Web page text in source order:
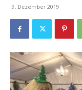
9. Dezember 2019